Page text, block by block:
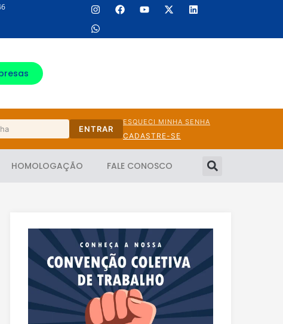
ENTRAR
ESQUECI MINHA SENHA
CADASTRE-SE
HOMOLOGAÇÃO FALE CONOSCO